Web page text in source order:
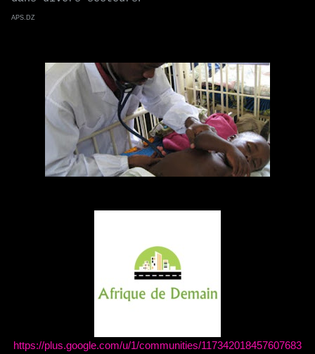
APS.DZ
https://plus.google.com/u/1/communities/117342018457607683